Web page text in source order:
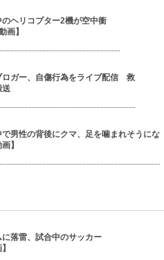
ヘリコプター2機が空中衝
画】
ロガー、自傷行為をライブ配信 救
送
男性の背後にクマ、足を噛まれそうにな
】
落雷、試合中のサッカー